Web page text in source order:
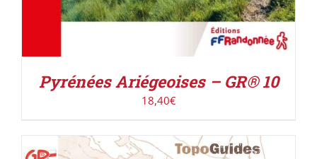
Pyrénées Ariégeoises – GR® 10
18,40€